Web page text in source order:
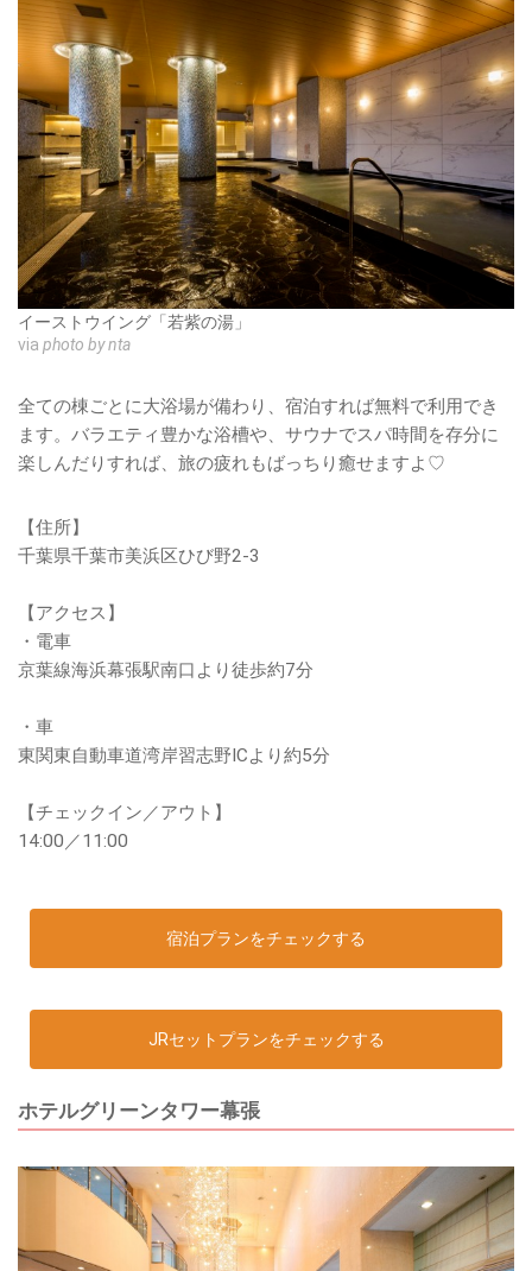
イーストウイング「若紫の湯」
via photo by nta
全ての棟ごとに大浴場が備わり、宿泊すれば無料で利用でき
ます。バラエティ豊かな浴槽や、サウナでスパ時間を存分に
楽しんだりすれば、旅の疲れもばっちり癒せますよ♡
【住所】
千葉県千葉市美浜区ひび野2-3
【アクセス】
・電車
京葉線海浜幕張駅南口より徒歩約7分
・車
東関東自動車道湾岸習志野ICより約5分
【チェックイン／アウト】
14:00／11:00
宿泊プランをチェックする
JRセットプランをチェックする
ホテルグリーンタワー幕張